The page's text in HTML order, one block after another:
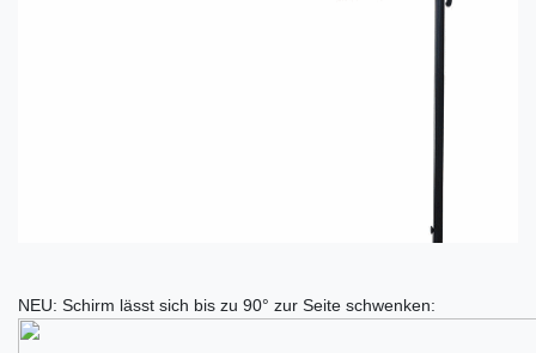
NEU: Schirm lässt sich bis zu 90° zur Seite schwenken: